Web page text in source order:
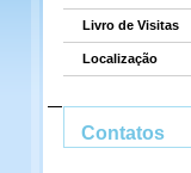
Livro de Visitas
Localização
Contatos